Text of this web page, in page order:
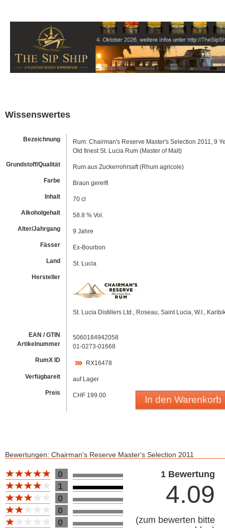
Wissenswertes
Bezeichnung
Rum: Chairman's Reserve Master's Selection 2011, 9
Old finest St. Lucia Rum (Master of Malt)
Grundstoff/Qualität
Rum aus Zuckerrohrsaft (Rhum agricole)
Farbe
Braun gereift
Inhalt
70 cl
Alkoholgehalt
58.8 % Vol.
Alter/Jahrgang
9 Jahre
Fässer
Ex-Bourbon
Land
St. Lucia
Hersteller
St. Lucia Distillers Ltd., Roseau, Saint Lucia, W.I.,
EAN / GTIN
Artikelnummer
5060184942058
01-0273-01668
RumX ID
RX16478
Verfügbareit
auf Lager
Preis
CHF 199.00 In den Warenkorb
Bewertungen: Chairman's Reserve Master's Selection 2011
Bewertung 100
1
0
0
0
1 Bewertung
4.09
(zum bewerten bitte